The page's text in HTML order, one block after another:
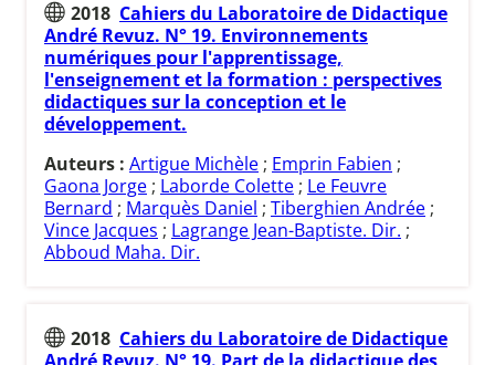
2018 Cahiers du Laboratoire de Didactique
André Revuz. N° 19. Environnements
numériques pour l'apprentissage,
l'enseignement et la formation : perspectives
didactiques sur la conception et le
développement.
Auteurs : Artigue Michèle ; Emprin Fabien ;
Gaona Jorge ; Laborde Colette ; Le Feuvre
Bernard ; Marquès Daniel ; Tiberghien Andrée ;
Vince Jacques ; Lagrange Jean-Baptiste. Dir. ;
Abboud Maha. Dir.
2018 Cahiers du Laboratoire de Didactique